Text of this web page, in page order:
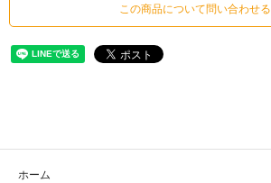
この商品について問い合わせる
ホーム